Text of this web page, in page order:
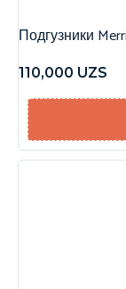
Подгузники
110,000 UZS